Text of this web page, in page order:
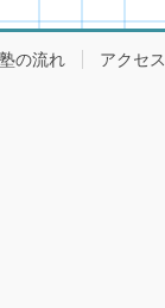
の流れ アクセス